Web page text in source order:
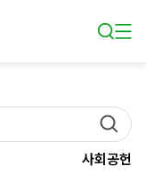
사회공헌